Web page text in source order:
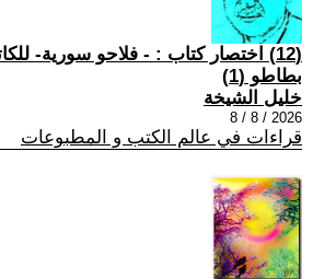
(12) اختصار كتاب : - فلاحو سورية-
بطاطو (1)
خليل الشيخة
2026 / 8 / 8
قراءات في عالم الكتب و المطبوعات